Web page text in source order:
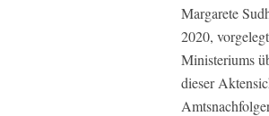
Margarete
2020,
Ministeriums
dieser